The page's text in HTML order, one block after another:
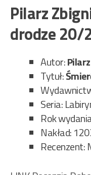
Pilarz
drodze 20/
Autor:
Tytuł:
Seria:
Rok
Nakład:
Recenzent: